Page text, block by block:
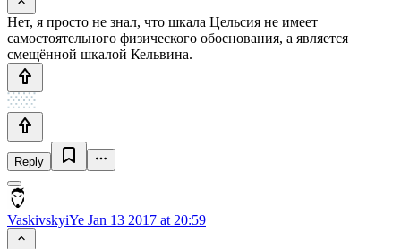
Нет, я просто не знал, что шкала Цельсия не имеет
самостоятельного физического обоснования, а является
смещённой шкалой Кельвина.
Reply
VaskivskyiYe Jan 13 2017 at 20:59